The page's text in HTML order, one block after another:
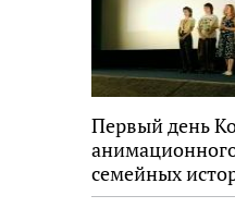
Первый день
семейных
размышлений